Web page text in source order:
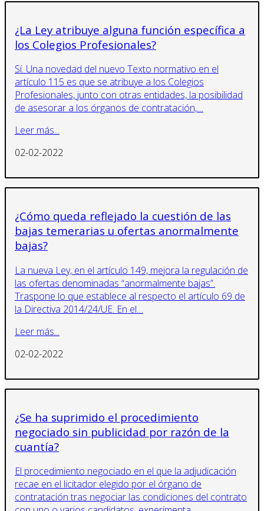
¿La Ley atribuye alguna función específica a
los Colegios Profesionales?
Sí. Una novedad del nuevo Texto normativo en el
artículo 115 es que se atribuye a los Colegios
Profesionales, junto con otras entidades, la posibilidad
de asesorar a los órganos de contratación,…
Leer más...
02-02-2022
¿Cómo queda reflejado la cuestión de las
bajas temerarias u ofertas anormalmente
bajas?
La nueva Ley, en el artículo 149, mejora la regulación de
las ofertas denominadas “anormalmente bajas”.
Traspone lo que establece al respecto el artículo 69 de
la Directiva 2014/24/UE. En el…
Leer más...
02-02-2022
¿Se ha suprimido el procedimiento
negociado sin publicidad por razón de la
cuantía?
El procedimiento negociado en el que la adjudicación
recae en el licitador elegido por el órgano de
contratación tras negociar las condiciones del contrato